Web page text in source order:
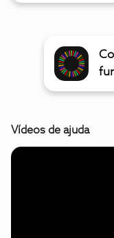
Vídeos de ajuda